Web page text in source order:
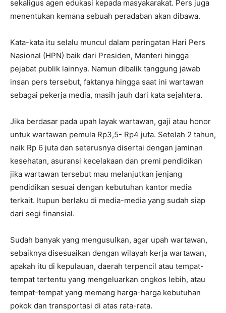
sekaligus agen edukasi kepada masyakarakat. Pers juga
menentukan kemana sebuah peradaban akan dibawa.
Kata-kata itu selalu muncul dalam peringatan Hari Pers
Nasional (HPN) baik dari Presiden, Menteri hingga
pejabat publik lainnya. Namun dibalik tanggung jawab
insan pers tersebut, faktanya hingga saat ini wartawan
sebagai pekerja media, masih jauh dari kata sejahtera.
Jika berdasar pada upah layak wartawan, gaji atau honor
untuk wartawan pemula Rp3,5- Rp4 juta. Setelah 2 tahun,
naik Rp 6 juta dan seterusnya disertai dengan jaminan
kesehatan, asuransi kecelakaan dan premi pendidikan
jika wartawan tersebut mau melanjutkan jenjang
pendidikan sesuai dengan kebutuhan kantor media
terkait. Itupun berlaku di media-media yang sudah siap
dari segi finansial.
Sudah banyak yang mengusulkan, agar upah wartawan,
sebaiknya disesuaikan dengan wilayah kerja wartawan,
apakah itu di kepulauan, daerah terpencil atau tempat-
tempat tertentu yang mengeluarkan ongkos lebih, atau
tempat-tempat yang memang harga-harga kebutuhan
pokok dan transportasi di atas rata-rata.